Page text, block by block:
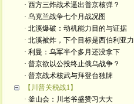
· 西方三炸战术逼出普京核弹？
· 乌克兰战争七个月战况图
· 北溪爆破：动机能力目的与证据
· 北溪被炸，下个目标是西伯利亚力
· 利曼：乌军半个多月还没拿下
· 普京欲以公投终止俄乌战争？
· 普京战术核武与拜登台独牌
【川普关税战1】
· 釜山会：川老爷盛赞习大大